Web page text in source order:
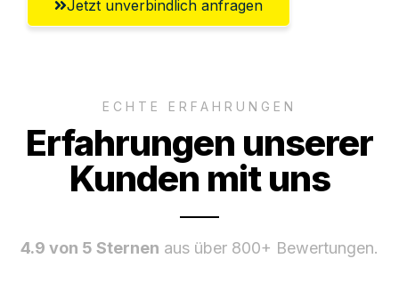
Jetzt unverbindlich anfragen
ECHTE ERFAHRUNGEN
Erfahrungen unserer
Kunden mit uns
4.9 von 5 Sternen aus über 800+ Bewertungen.